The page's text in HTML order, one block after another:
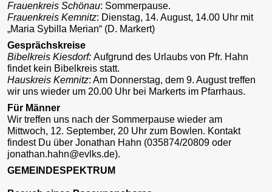
Frauenkreis Schönau: Sommerpause.
Frauenkreis Kemnitz: Dienstag, 14. August, 14.00 Uhr mit
„Maria Sybilla Merian“ (D. Markert)
Gesprächskreise
Bibelkreis Kiesdorf: Aufgrund des Urlaubs von Pfr. Hahn
findet kein Bibelkreis statt.
Hauskreis Kemnitz: Am Donnerstag, dem 9. August treffen
wir uns wieder um 20.00 Uhr bei Markerts im Pfarrhaus.
Für Männer
Wir treffen uns nach der Sommerpause wieder am
Mittwoch, 12. September, 20 Uhr zum Bowlen. Kontakt
findest Du über Jonathan Hahn (035874/20809 oder
jonathan.hahn@evlks.de).
GEMEINDESPEKTRUM